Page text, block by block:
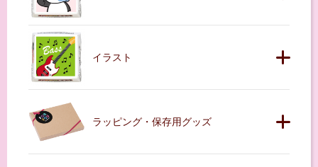
イラスト
ラッピング・保存用グッズ